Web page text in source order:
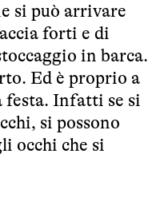
si può arrivare
forti e di
in barca.
Ed è proprio a
festa. Infatti se si
si possono
occhi che si